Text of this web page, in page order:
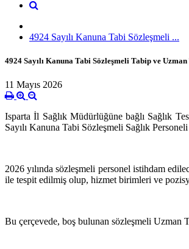
4924 Sayılı Kanuna Tabi Sözleşmeli ...
4924 Sayılı Kanuna Tabi Sözleşmeli Tabip ve
11 Mayıs 2026
Isparta İl Sağlık Müdürlüğüne bağlı Sağlık
Sayılı Kanuna Tabi Sözleşmeli Sağlık
2026 yılında sözleşmeli personel istihdam
ile tespit edilmiş olup, hizmet birimleri ve
Bu çerçevede, boş bulunan sözleşmeli Uzman